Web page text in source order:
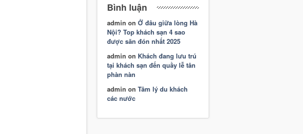
Bình luận
admin on Ở đâu giữa lòng Hà
Nội? Top khách sạn 4 sao
được săn đón nhất 2025
admin on Khách đang lưu trú
tại khách sạn đến quầy lễ tân
phàn nàn
admin on Tâm lý du khách
các nước